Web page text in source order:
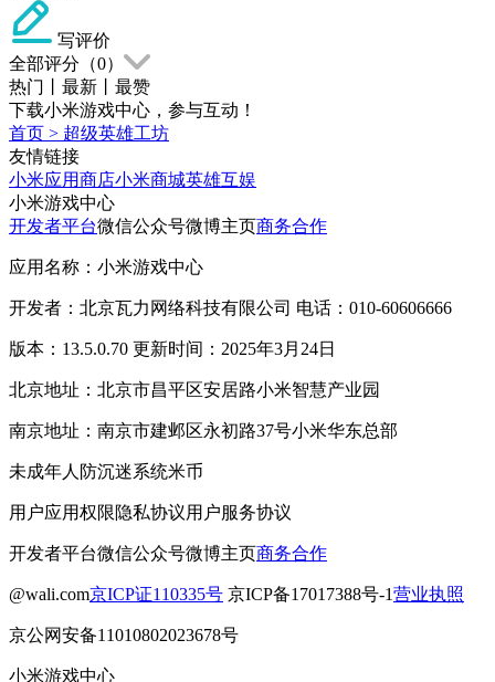
写评价
全部评分（0）
热门
最新
最赞
下载小米游戏中心，参与互动！
首页 > 超级英雄工坊
友情链接
小米应用商店小米商城英雄互娱
小米游戏中心
开发者平台微信公众号微博主页商务合作
应用名称：小米游戏中心
开发者：北京瓦力网络科技有限公司 电话：010-60606666
版本：13.5.0.70 更新时间：2025年3月24日
北京地址：北京市昌平区安居路小米智慧产业园
南京地址：南京市建邺区永初路37号小米华东总部
未成年人防沉迷系统米币
用户应用权限隐私协议用户服务协议
开发者平台微信公众号微博主页商务合作
@wali.com京ICP证110335号 京ICP备17017388号-1营业执照
京公网安备11010802023678号
小米游戏中心